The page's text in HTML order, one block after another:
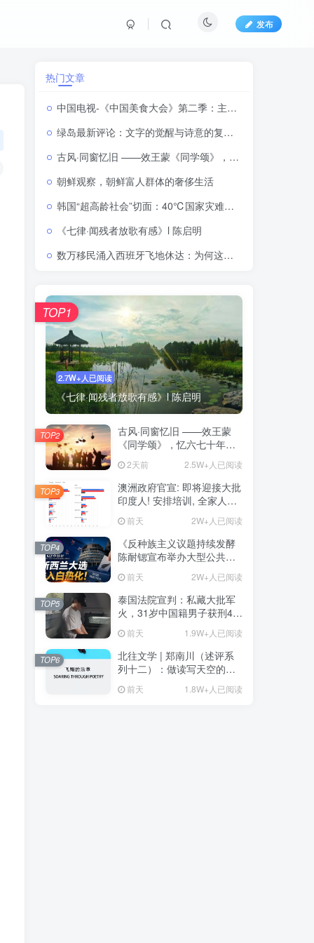
发布
热门文章
中国电视-《中国美食大会》第二季：主创感悟
绿岛最新评论：文字的觉醒与诗意的复甦 ——桂清扬与满涛两代翻译家的灵魂共振
古风·同窗忆旧 ——效王蒙《同学颂》，忆六七十年代同窗岁月
朝鲜观察，朝鲜富人群体的奢侈生活
韩国“超高龄社会”切面：40℃国家灾难状态下，2400名首尔老人还在巷子里收废纸
《七律·闻残者放歌有感》l 陈启明
数万移民涌入西班牙飞地休达：为何这里成为进入欧盟的重要通道？
2.7W+人已阅读
《七律·闻残者放歌有感》l 陈启明
TOP1
古风·同窗忆旧 ——效王蒙
《同学颂》，忆六七十年代
2天前 2.5W+人已阅读
TOP2
澳洲政府官宣: 即将迎接大批
印度人! 安排培训, 全家人都
前天 2W+人已阅读
TOP3
《反种族主义议题持续发酵
陈耐锶宣布举办大型公共会
席》——新西兰大选进入白
热化阶段 种族关系与对华政
策再成选战焦点
前天 2W+人已阅读
TOP4
泰国法院宣判：私藏大批军
火，31岁中国籍男子获刑46
前天 1.9W+人已阅读
TOP5
北往文学 | 郑南川（述评系
列十二）：做读写天空的诗
章》）（附：心漫述评）
前天 1.8W+人已阅读
TOP6